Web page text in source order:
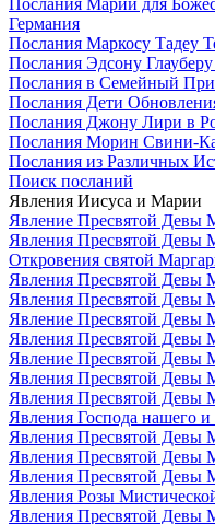
Германия
Послания Маркосу Тадеу
Послания Эдсону
Послания в Семейный
Послания Дети
Послания Джону Лири в
Послания Морин Свини-
Послания из Различных
Поиск посланий
Явления Иисуса и Марии
Явление Пресвятой Девы
Явления Пресвятой Девы
Откровения святой
Явления Пресвятой Девы
Явления Пресвятой Девы
Явление Пресвятой Девы
Явления Пресвятой Девы
Явление Пресвятой Девы
Явления Пресвятой Девы
Явления Пресвятой Девы
Явления Господа нашего
Явления Пресвятой Девы
Явления Пресвятой Девы
Явления Пресвятой Девы
Явления Розы
Явления Пресвятой Девы